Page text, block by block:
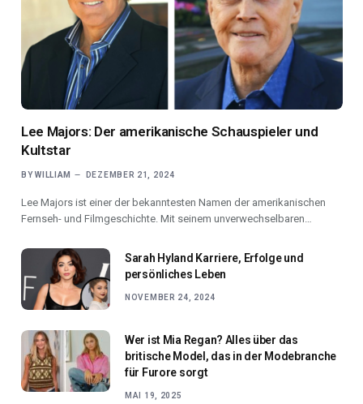
Lee Majors: Der amerikanische Schauspieler und
Kultstar
BY WILLIAM DEZEMBER 21, 2024
Lee Majors ist einer der bekanntesten Namen der amerikanischen
Fernseh- und Filmgeschichte. Mit seinem unverwechselbaren…
Sarah Hyland Karriere, Erfolge und
persönliches Leben
NOVEMBER 24, 2024
Wer ist Mia Regan? Alles über das
britische Model, das in der Modebranche
für Furore sorgt
MAI 19, 2025